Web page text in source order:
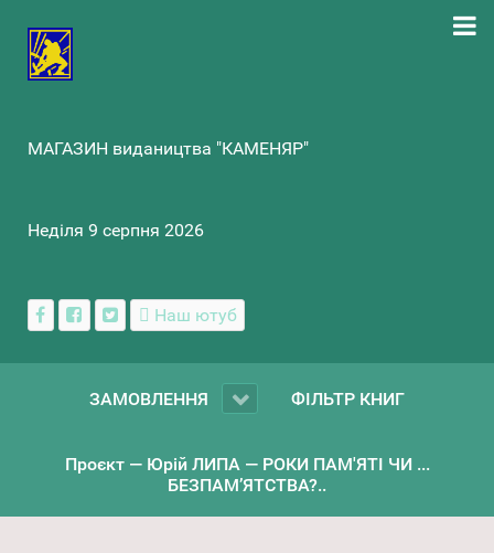
МАГАЗИН видаництва "КАМЕНЯР"
Неділя 9 серпня 2026
Наш ютуб
ЗАМОВЛЕННЯ ФІЛЬТР КНИГ
Проєкт — Юрій ЛИПА — РОКИ ПАМ'ЯТІ ЧИ ...
БЕЗПАМ’ЯТСТВА?..